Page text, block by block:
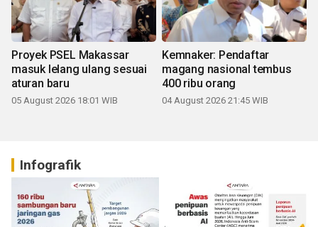
Proyek PSEL Makassar
masuk lelang ulang sesuai
aturan baru
05 August 2026 18:01 WIB
Kemnaker: Pendaftar
magang nasional tembus
400 ribu orang
04 August 2026 21:45 WIB
Infografik